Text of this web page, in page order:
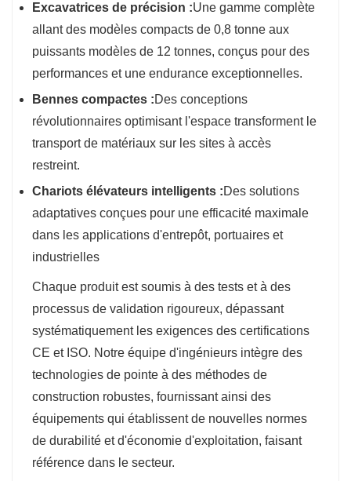
Excavatrices de précision :Une gamme complète
allant des modèles compacts de 0,8 tonne aux
puissants modèles de 12 tonnes, conçus pour des
performances et une endurance exceptionnelles.
Bennes compactes :Des conceptions
révolutionnaires optimisant l'espace transforment le
transport de matériaux sur les sites à accès
restreint.
Chariots élévateurs intelligents :Des solutions
adaptatives conçues pour une efficacité maximale
dans les applications d'entrepôt, portuaires et
industrielles
Chaque produit est soumis à des tests et à des
processus de validation rigoureux, dépassant
systématiquement les exigences des certifications
CE et ISO. Notre équipe d'ingénieurs intègre des
technologies de pointe à des méthodes de
construction robustes, fournissant ainsi des
équipements qui établissent de nouvelles normes
de durabilité et d'économie d'exploitation, faisant
référence dans le secteur.